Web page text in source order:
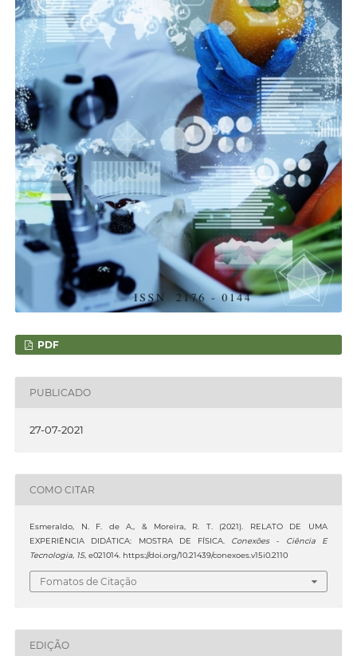
PDF
PUBLICADO
27-07-2021
COMO CITAR
Esmeraldo, N. F. de A., & Moreira, R. T. (2021). RELATO DE UMA
EXPERIÊNCIA DIDÁTICA: MOSTRA DE FÍSICA. Conexões - Ciência E
Tecnologia, 15, e021014. https://doi.org/10.21439/conexoes.v15i0.2110
Fomatos de Citação
EDIÇÃO